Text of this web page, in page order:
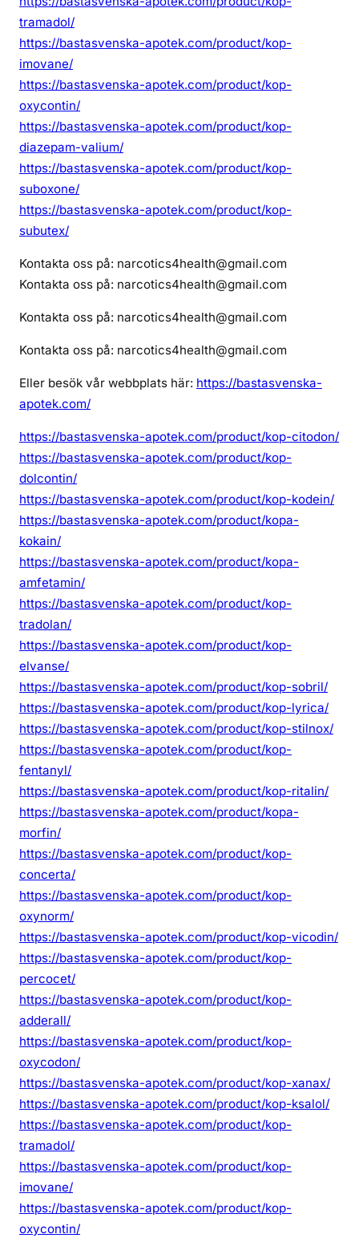
tramadol/
https://bastasvenska-apotek.com/product/kop-
imovane/
https://bastasvenska-apotek.com/product/kop-
oxycontin/
https://bastasvenska-apotek.com/product/kop-
diazepam-valium/
https://bastasvenska-apotek.com/product/kop-
suboxone/
https://bastasvenska-apotek.com/product/kop-
subutex/
Kontakta oss på: narcotics4health@gmail.com
Kontakta oss på: narcotics4health@gmail.com
Kontakta oss på: narcotics4health@gmail.com
Kontakta oss på: narcotics4health@gmail.com
Eller besök vår webbplats här: https://bastasvenska-
apotek.com/
https://bastasvenska-apotek.com/product/kop-citodon/
https://bastasvenska-apotek.com/product/kop-
dolcontin/
https://bastasvenska-apotek.com/product/kop-kodein/
https://bastasvenska-apotek.com/product/kopa-
kokain/
https://bastasvenska-apotek.com/product/kopa-
amfetamin/
https://bastasvenska-apotek.com/product/kop-
tradolan/
https://bastasvenska-apotek.com/product/kop-
elvanse/
https://bastasvenska-apotek.com/product/kop-sobril/
https://bastasvenska-apotek.com/product/kop-lyrica/
https://bastasvenska-apotek.com/product/kop-stilnox/
https://bastasvenska-apotek.com/product/kop-
fentanyl/
https://bastasvenska-apotek.com/product/kop-ritalin/
https://bastasvenska-apotek.com/product/kopa-
morfin/
https://bastasvenska-apotek.com/product/kop-
concerta/
https://bastasvenska-apotek.com/product/kop-
oxynorm/
https://bastasvenska-apotek.com/product/kop-vicodin/
https://bastasvenska-apotek.com/product/kop-
percocet/
https://bastasvenska-apotek.com/product/kop-
adderall/
https://bastasvenska-apotek.com/product/kop-
oxycodon/
https://bastasvenska-apotek.com/product/kop-xanax/
https://bastasvenska-apotek.com/product/kop-ksalol/
https://bastasvenska-apotek.com/product/kop-
tramadol/
https://bastasvenska-apotek.com/product/kop-
imovane/
https://bastasvenska-apotek.com/product/kop-
oxycontin/